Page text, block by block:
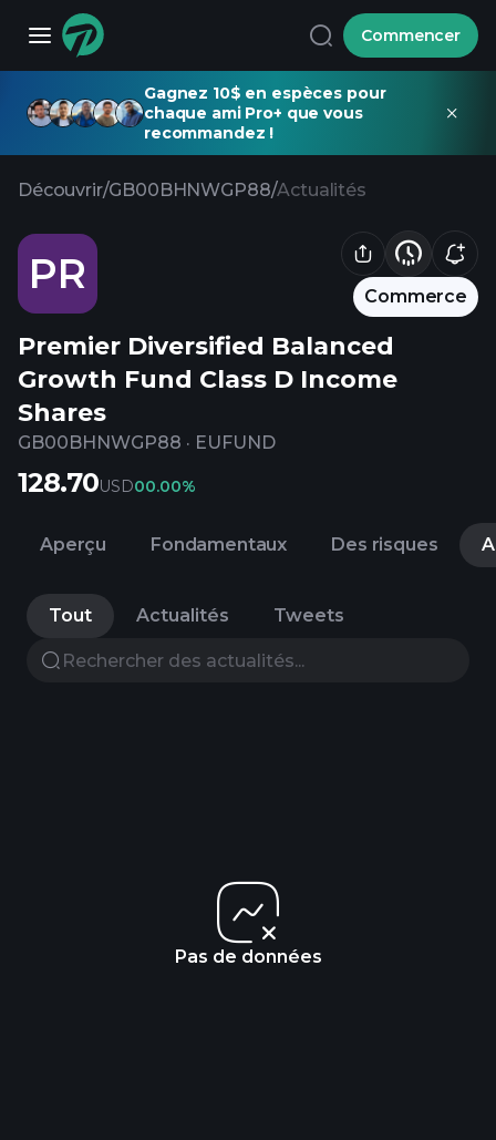
Commencer
Gagnez 10$ en espèces pour
chaque ami Pro+ que vous
recommandez !
Découvrir/GB00BHNWGP88/Actualités
PR Commerce
Premier Diversified Balanced
Growth Fund Class D Income
Shares
GB00BHNWGP88 · EUFUND
128.70USD00.00%
Aperçu Fondamentaux Des risques
Tout Actualités Tweets
Pas de données